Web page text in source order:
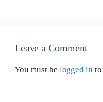
Leave a Comment
You must be logged in to